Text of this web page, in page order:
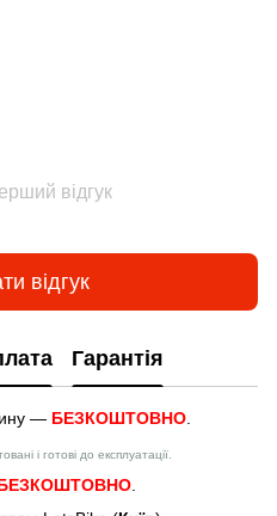
відгук
відгук
Гарантія
— БЕЗКОШТОВНО.
і готові до експлуатації.